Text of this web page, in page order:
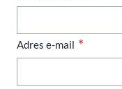
Adres e-mail